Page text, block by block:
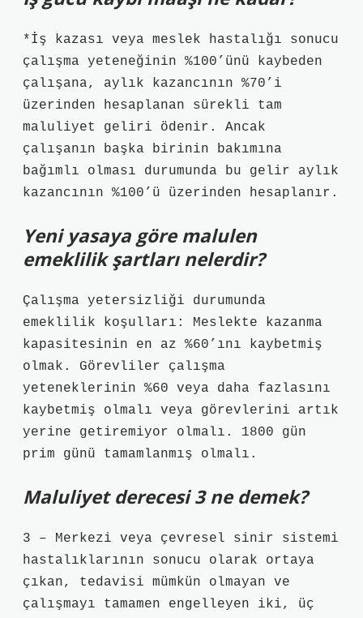
*İş kazası veya meslek hastalığı sonucu
çalışma yeteneğinin %100’ünü kaybeden
çalışana, aylık kazancının %70’i
üzerinden hesaplanan sürekli tam
maluliyet geliri ödenir. Ancak
çalışanın başka birinin bakımına
bağımlı olması durumunda bu gelir aylık
kazancının %100’ü üzerinden hesaplanır.
Yeni yasaya göre malulen
emeklilik şartları nelerdir?
Çalışma yetersizliği durumunda
emeklilik koşulları: Meslekte kazanma
kapasitesinin en az %60’ını kaybetmiş
olmak. Görevliler çalışma
yeteneklerinin %60 veya daha fazlasını
kaybetmiş olmalı veya görevlerini artık
yerine getiremiyor olmalı. 1800 gün
prim günü tamamlanmış olmalı.
Maluliyet derecesi 3 ne demek?
3 – Merkezi veya çevresel sinir sistemi
hastalıklarının sonucu olarak ortaya
çıkan, tedavisi mümkün olmayan ve
çalışmayı tamamen engelleyen iki, üç